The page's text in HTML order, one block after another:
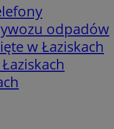
odpadów
w Łaziskach